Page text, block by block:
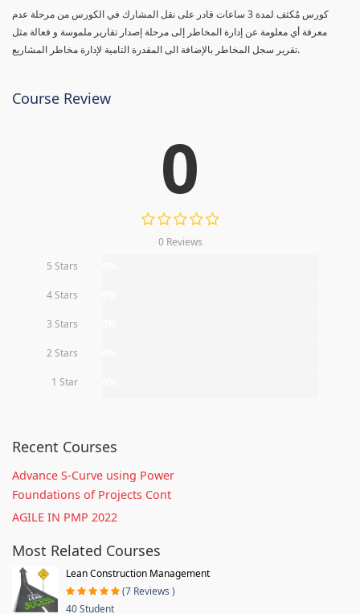
كورس مٌكثف لمدة 3 ساعات قادر على نقل المشارك في الكورس من مرحلة عدم
معرفة أي معلومة عن إدارة المخاطر إلى مرحلة إصدار تقارير ملموسة و فعالة مثل
تقرير سجل المخاطر بالإضافة الى المقدرة التامية لإدارة مخاطر المشاريع.
Course Review
0
0 Reviews
5 Stars
4 Stars
3 Stars
2 Stars
1 Star
Recent Courses
Advance S-Curve using Power
Foundations of Projects Cont
AGILE IN PMP 2022
Most Related Courses
Lean Construction Management
(7 Reviews )
40 Student